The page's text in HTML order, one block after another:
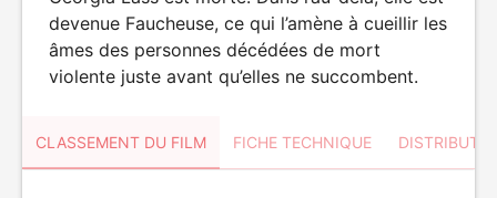
devenue Faucheuse, ce qui l’amène à cueillir les
âmes des personnes décédées de mort
violente juste avant qu’elles ne succombent.
CLASSEMENT DU FILM FICHE TECHNIQUE